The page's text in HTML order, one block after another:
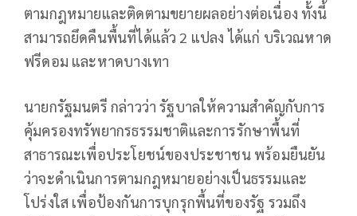
ตามกฎหมายและติดตามขยายผลอย่างต่อเนื่อง ทั้งนี้
สามารถยึดคืนพื้นที่ได้แล้ว 2 แปลง ได้แก่ บริเวณหาด
ฟรีดอม และหาดบางเทา
นายกรัฐมนตรี กล่าวว่า รัฐบาลให้ความสำคัญกับการ
คุ้มครองทรัพยากรธรรมชาติและการรักษาพื้นที่
สาธารณะเพื่อประโยชน์ของประชาชน พร้อมยืนยัน
ว่าจะดำเนินการตามกฎหมายอย่างเป็นธรรมและ
โปร่งใส เพื่อป้องกันการบุกรุกพื้นที่ของรัฐ รวมถึง